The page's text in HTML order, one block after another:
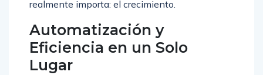
realmente importa: el crecimiento.
Automatización y
Eficiencia en un Solo
Lugar